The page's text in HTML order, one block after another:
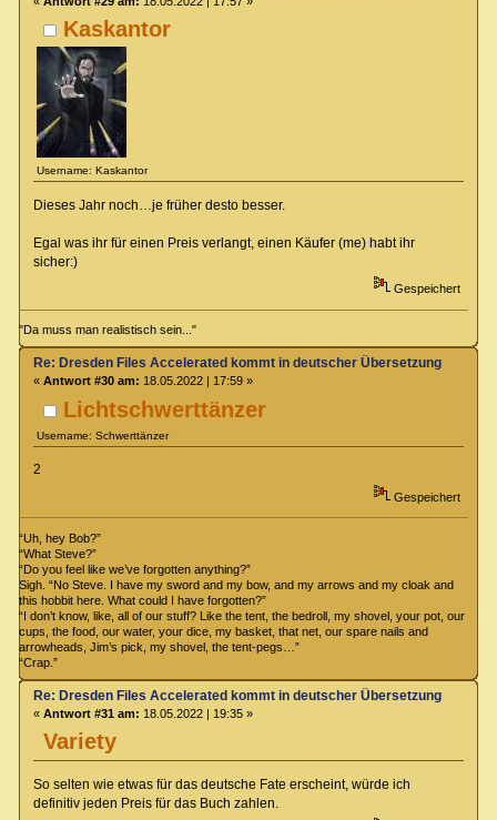
Kaskantor
Username: Kaskantor
Dieses Jahr noch…je früher desto besser.
Egal was ihr für einen Preis verlangt, einen Käufer (me) habt ihr
sicher:)
Gespeichert
"Da muss man realistisch sein..."
Lichtschwerttänzer
Username: Schwerttänzer
Re: Dresden Files Accelerated kommt in deutscher Übersetzung
« Antwort #30 am: 18.05.2022 | 17:59 »
2
Gespeichert
“Uh, hey Bob?”
“What Steve?”
“Do you feel like we’ve forgotten anything?”
Sigh. “No Steve. I have my sword and my bow, and my arrows and my cloak and
this hobbit here. What could I have forgotten?”
“I don’t know, like, all of our stuff? Like the tent, the bedroll, my shovel, your pot, our
cups, the food, our water, your dice, my basket, that net, our spare nails and
arrowheads, Jim’s pick, my shovel, the tent-pegs…”
“Crap.”
Variety
Re: Dresden Files Accelerated kommt in deutscher Übersetzung
« Antwort #31 am: 18.05.2022 | 19:35 »
So selten wie etwas für das deutsche Fate erscheint, würde ich
definitiv jeden Preis für das Buch zahlen.